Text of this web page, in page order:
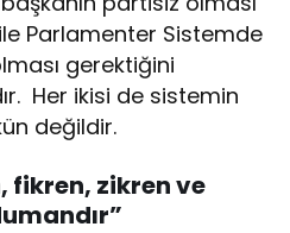
Parlamenter Sistemde
gerektiğini
Her ikisi de sistemin
değildir.
fikren, zikren ve